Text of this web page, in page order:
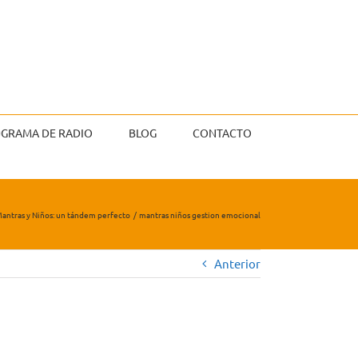
DE RADIO BLOG CONTACTO
y Niños: un tándem perfecto mantras niños gestion emocional
Anterior